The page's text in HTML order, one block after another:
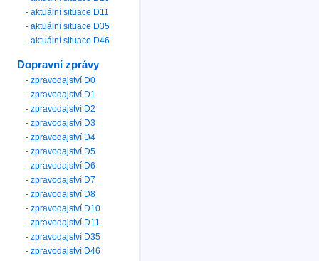
- aktuální situace D11
- aktuální situace D35
- aktuální situace D46
Dopravní zprávy
- zpravodajství D0
- zpravodajství D1
- zpravodajství D2
- zpravodajství D3
- zpravodajství D4
- zpravodajství D5
- zpravodajství D6
- zpravodajství D7
- zpravodajství D8
- zpravodajství D10
- zpravodajství D11
- zpravodajství D35
- zpravodajství D46